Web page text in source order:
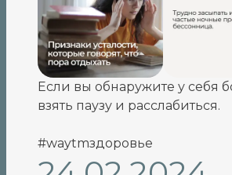
Если вы обнаружите у себя
взять паузу и расслабиться.
#waytmздоровье